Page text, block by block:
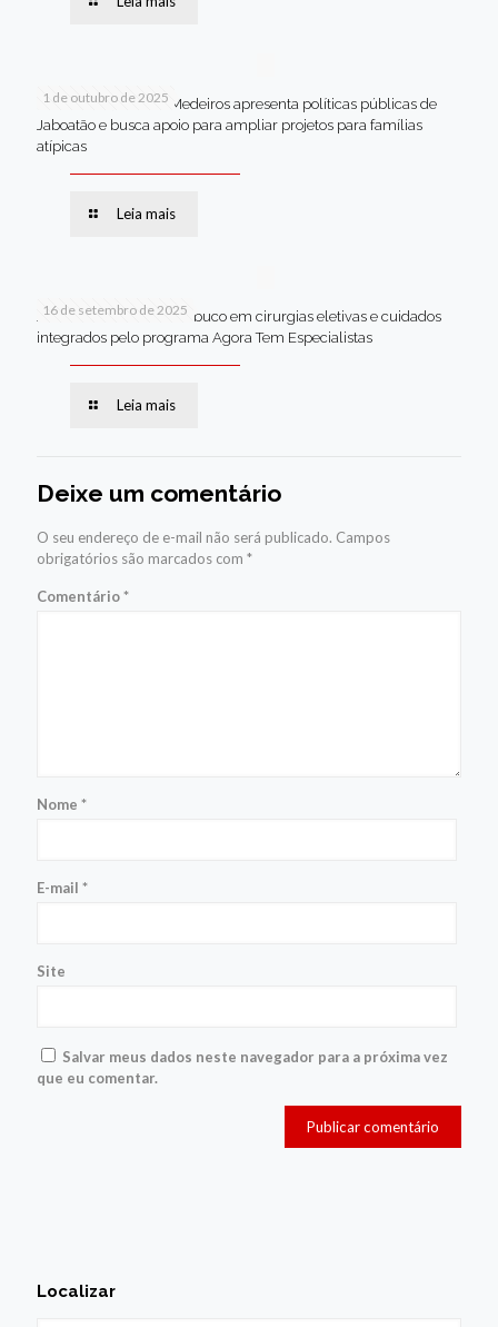
1 de outubro de 2025
Em Brasília, Andréa Medeiros apresenta políticas públicas de
Jaboatão e busca apoio para ampliar projetos para famílias
atípicas
Leia mais
16 de setembro de 2025
Jaboatão lidera Pernambuco em cirurgias eletivas e cuidados
integrados pelo programa Agora Tem Especialistas
Leia mais
Deixe um comentário
O seu endereço de e-mail não será publicado. Campos
obrigatórios são marcados com *
Comentário*
Nome *
E-mail *
Site
Salvar meus dados neste navegador para a próxima vez
que eu comentar.
Localizar